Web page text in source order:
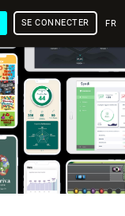
SE CONNECTER